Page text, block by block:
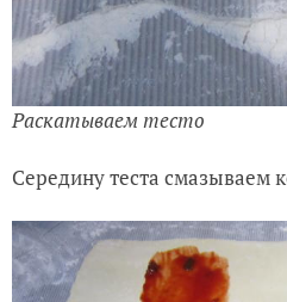
Раскатываем тесто
Середину теста смазываем